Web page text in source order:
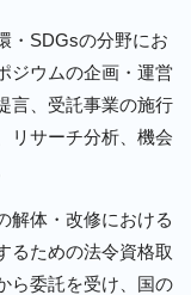
・SDGsの分野にお
ジウムの企画・運営
言、受託事業の施行
リサーチ分析、機会
解体・改修における
るための法令資格取
ら委託を受け、国の